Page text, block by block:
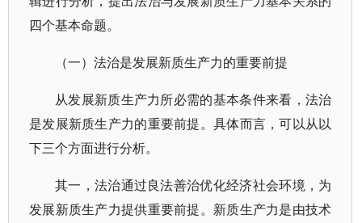
四个基本命题。
（一）法治是发展新质生产力的重要前提
从发展新质生产力所必需的基本条件来看，法治
是发展新质生产力的重要前提。具体而言，可以从以
下三个方面进行分析。
其一，法治通过良法善治优化经济社会环境，为
发展新质生产力提供重要前提。新质生产力是由技术